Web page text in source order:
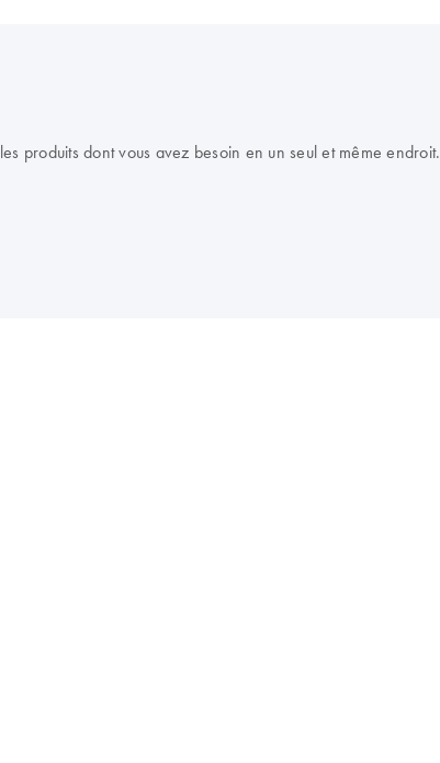
produits dont vous avez besoin en un seul et même endroit.